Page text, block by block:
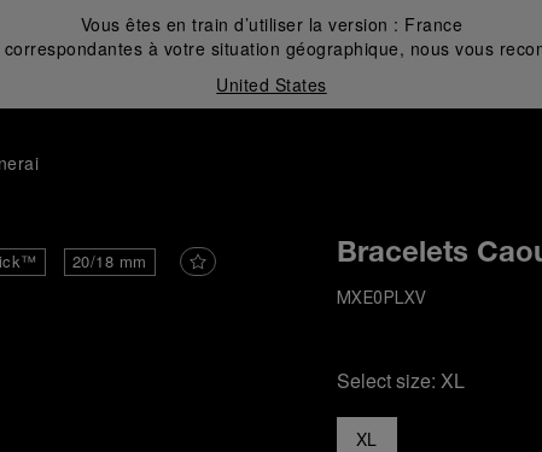
Vous êtes en train d’utiliser la version : France
à votre situation géographique, nous vous
United States
20/18 mm Bracelets
MXE0PLXV
Select size: XL
XL